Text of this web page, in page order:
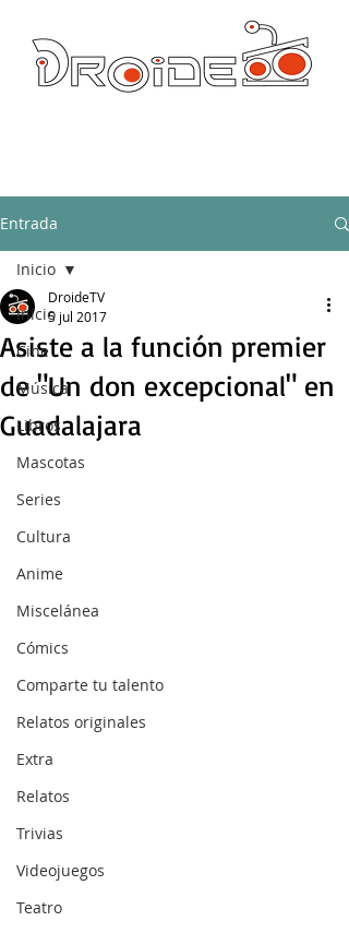
Entrada
Inicio
Cine
Música
Libros
Mascotas
Series
Cultura
Anime
Miscelánea
Cómics
Comparte tu talento
Relatos originales
Extra
Relatos
Trivias
Videojuegos
Teatro
Inicio
Asiste a la función premier
de "Un don excepcional" en
Guadalajara
DroideTV
5 jul 2017